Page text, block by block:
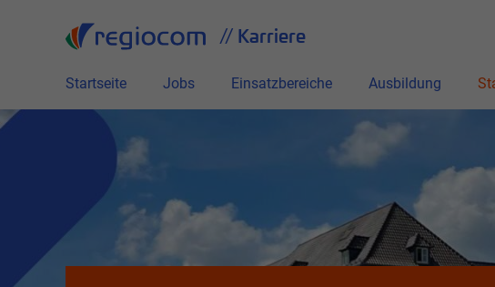
// Karriere
Startseite Jobs Einsatzbereiche Ausbildung